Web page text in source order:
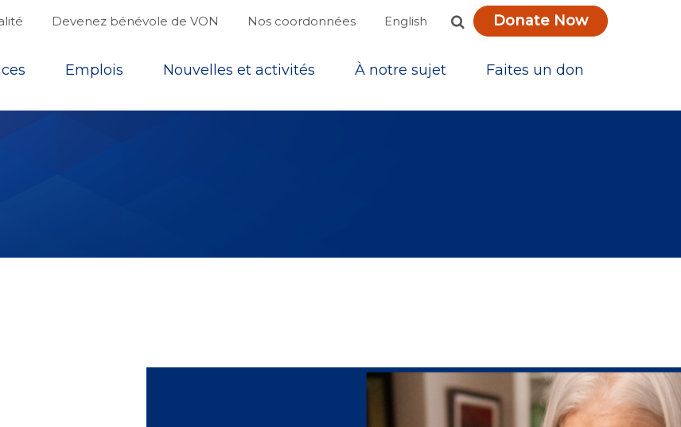
Devenez bénévole de VON Nos coordonnées English Donate Now
Emplois Nouvelles et activités À notre sujet Faites un don